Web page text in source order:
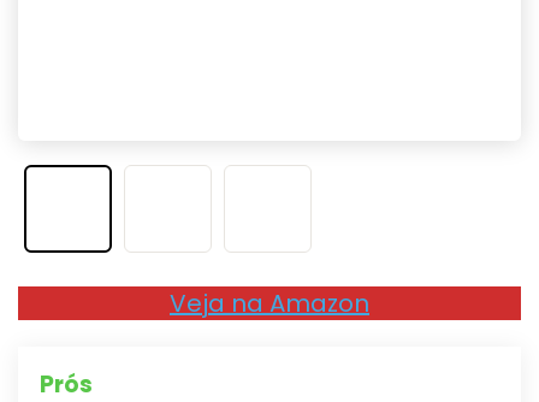
Veja na Amazon
Prós